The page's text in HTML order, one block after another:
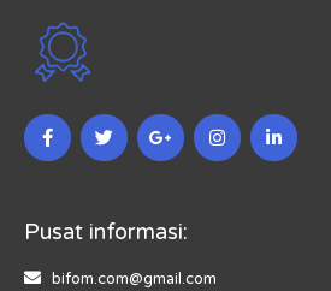
Pusat informasi:
bifom.com@gmail.com